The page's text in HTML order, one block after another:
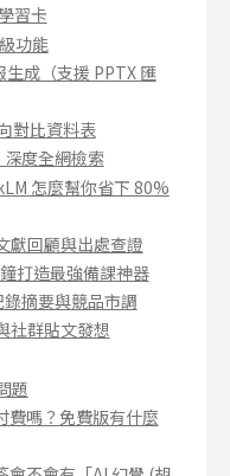
習卡
功能
成（支援 PPTX 匯
對比資料表
度全網檢索
怎麼幫你省下 80%
獻回顧與出處查證
打造最強備課神器
摘要與競品市調
社群貼文發想
題
嗎？免費版有什麼